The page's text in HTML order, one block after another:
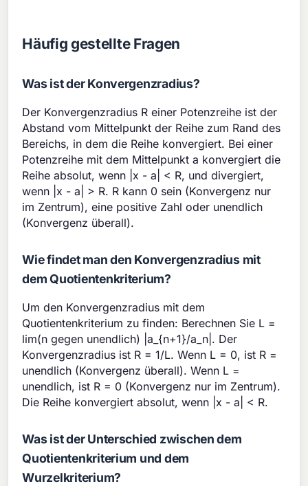
Häufig gestellte Fragen
Was ist der Konvergenzradius?
Der Konvergenzradius R einer Potenzreihe ist der
Abstand vom Mittelpunkt der Reihe zum Rand des
Bereichs, in dem die Reihe konvergiert. Bei einer
Potenzreihe mit dem Mittelpunkt a konvergiert die
Reihe absolut, wenn |x - a| < R, und divergiert,
wenn |x - a| > R. R kann 0 sein (Konvergenz nur
im Zentrum), eine positive Zahl oder unendlich
(Konvergenz überall).
Wie findet man den Konvergenzradius mit
dem Quotientenkriterium?
Um den Konvergenzradius mit dem
Quotientenkriterium zu finden: Berechnen Sie L =
lim(n gegen unendlich) |a_{n+1}/a_n|. Der
Konvergenzradius ist R = 1/L. Wenn L = 0, ist R =
unendlich (Konvergenz überall). Wenn L =
unendlich, ist R = 0 (Konvergenz nur im Zentrum).
Die Reihe konvergiert absolut, wenn |x - a| < R.
Was ist der Unterschied zwischen dem
Quotientenkriterium und dem
Wurzelkriterium?